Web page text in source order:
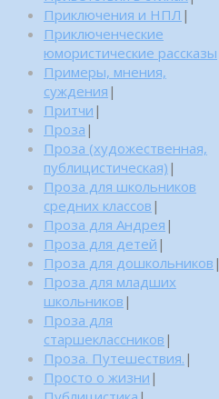
Приключения и НПЛ |
Приключенческие
юмористические рассказы
Примеры, мнения,
суждения |
Притчи |
Проза |
Проза (художественная,
публицистическая) |
Проза для школьников
средних классов |
Проза для Андрея |
Проза для детей |
Проза для дошкольников |
Проза для младших
школьников |
Проза для
старшеклассников |
Проза. Путешествия. |
Просто о жизни |